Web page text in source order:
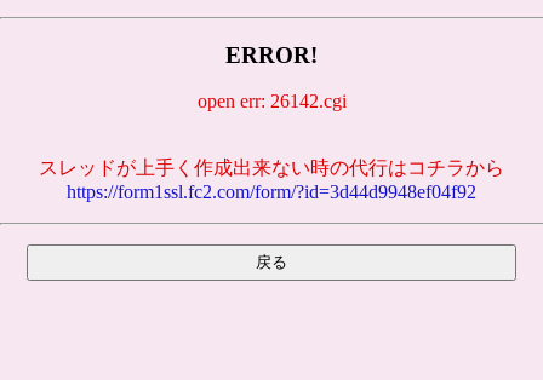
ERROR!
open err: 26142.cgi
スレッドが上手く作成出来ない時の代行はコチラから
https://form1ssl.fc2.com/form/?id=3d44d9948ef04f92